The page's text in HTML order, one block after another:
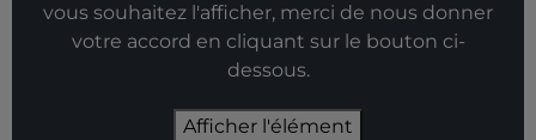
vous souhaitez l'afficher, merci de nous donner
votre accord en cliquant sur le bouton ci-
dessous.
Afficher l'élément